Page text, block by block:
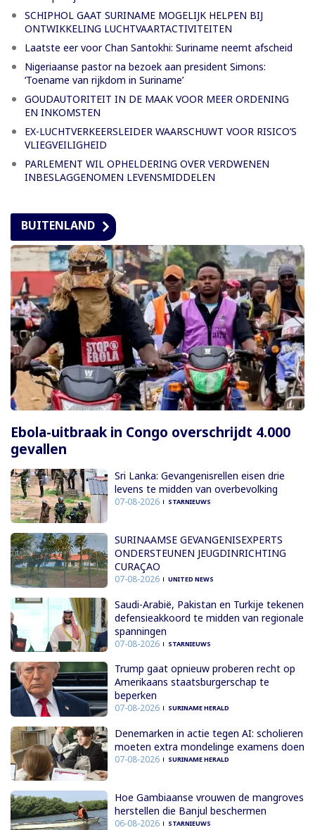
SCHIPHOL GAAT SURINAME MOGELIJK HELPEN BIJ
ONTWIKKELING LUCHTVAARTACTIVITEITEN
Laatste eer voor Chan Santokhi: Suriname neemt afscheid
Nigeriaanse pastor na bezoek aan president Simons:
‘Toename van rijkdom in Suriname’
GOUDAUTORITEIT IN DE MAAK VOOR MEER ORDENING
EN INKOMSTEN
EX-LUCHTVERKEERSLEIDER WAARSCHUWT VOOR RISICO’S
VLIEGVEILIGHEID
PARLEMENT WIL OPHELDERING OVER VERDWENEN
INBESLAGGENOMEN LEVENSMIDDELEN
BUITENLAND
Ebola-uitbraak in Congo overschrijdt 4.000
gevallen
Sri Lanka: Gevangenisrellen eisen drie
levens te midden van overbevolking
07-08-2026 STARNIEUWS
SURINAAMSE GEVANGENISEXPERTS
ONDERSTEUNEN JEUGDINRICHTING
CURAÇAO
07-08-2026 UNITED NEWS
Saudi-Arabië, Pakistan en Turkije tekenen
defensieakkoord te midden van regionale
spanningen
07-08-2026 STARNIEUWS
Trump gaat opnieuw proberen recht op
Amerikaans staatsburgerschap te
beperken
07-08-2026 SURINAME HERALD
Denemarken in actie tegen AI: scholieren
moeten extra mondelinge examens doen
07-08-2026 SURINAME HERALD
Hoe Gambiaanse vrouwen de mangroves
herstellen die Banjul beschermen
06-08-2026 STARNIEUWS